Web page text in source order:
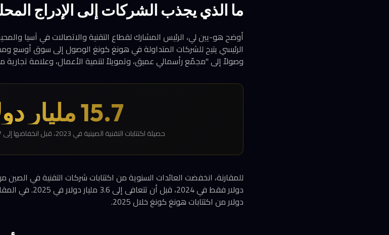
ما الذي يجذب الشركات إلى الإدراج
الرئيسي يتيح للشركات المتداولة في هونغ كونغ الوصول إلى سوق أوسع
وصولاً إلى "مجمّع رأسمالي عميق، وتمويلاً لتنمية الأعمال، وعلامة تجارية
15.7 مليار دولار
حصيلة اكتتابات التقنية الصينية في 2023، قبل انخفاضها إلى 2.7 مليار دولار في 2024
دولار من اكتتابات هونغ كونغ خلال 2025.